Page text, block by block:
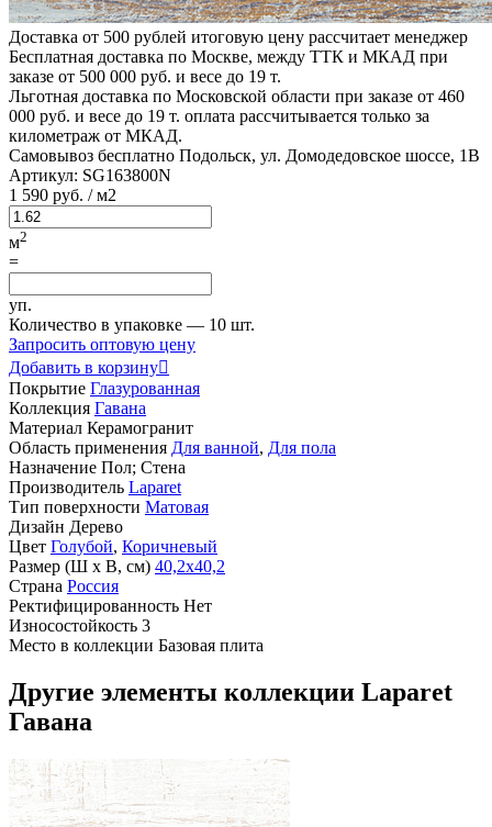
Доставка от 500 рублей итоговую цену рассчитает менеджер
Бесплатная доставка по Москве, между ТТК и МКАД при
заказе от 500 000 руб. и весе до 19 т.
Льготная доставка по Московской области при заказе от 460
000 руб. и весе до 19 т. оплата рассчитывается только за
километраж от МКАД.
Самовывоз бесплатно Подольск, ул. Домодедовское шоссе, 1В
Артикул: SG163800N
1 590 руб. / м2
м2
=
уп.
Количество в упаковке — 10 шт.
Запросить оптовую цену
Добавить в корзину
Покрытие Глазурованная
Коллекция Гавана
Материал Керамогранит
Область применения Для ванной, Для пола
Назначение Пол; Стена
Производитель Laparet
Тип поверхности Матовая
Дизайн Дерево
Цвет Голубой, Коричневый
Размер (Ш х В, см) 40,2х40,2
Страна Россия
Ректифицированность Нет
Износостойкость 3
Место в коллекции Базовая плита
Другие элементы коллекции Laparet
Гавана